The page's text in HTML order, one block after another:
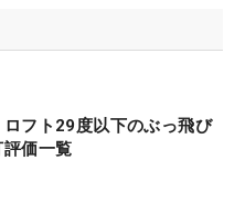
ロフト29度以下のぶっ飛び
価一覧